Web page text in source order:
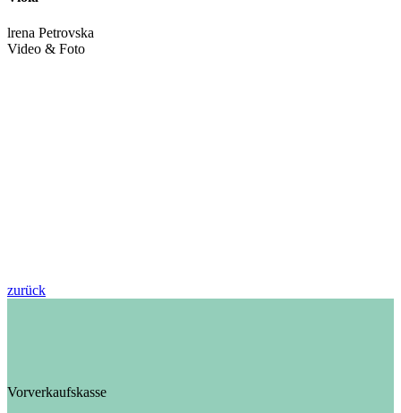
lrena Petrovska
Video & Foto
zurück
Vorverkaufskasse